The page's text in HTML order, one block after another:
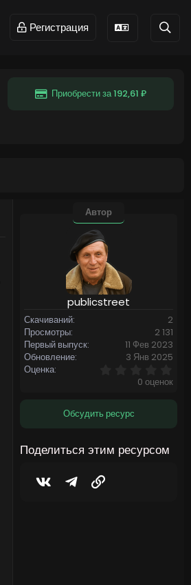
Регистрация
Приобрести за 192,61 ₽
Автор
publicstreet
Скачиваний
2
Просмотры
2 131
Первый выпуск
11 Фев 2023
Обновление
3 Янв 2025
Оценка
,
0 оценок
Обсудить ресурс
Поделиться этим ресурсом
VkontakteTelegram